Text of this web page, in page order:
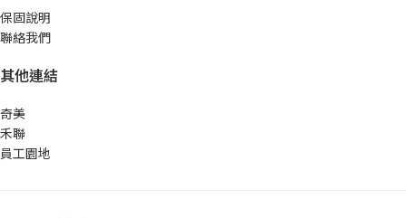
保固說明
聯絡我們
其他連結
奇美
禾聯
員工園地